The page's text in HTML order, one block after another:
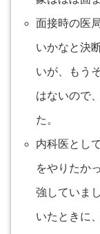
面接時の医
いかなと決
いが、もう
はないので
た。
内科医とし
をやりたか
強していま
いたときに